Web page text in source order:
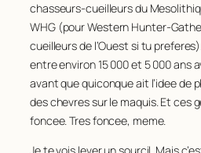
chasseurs-cueilleurs du
WHG (pourWestern Hunter-
cueilleurs de l’Ouest si tu
entre environ 15 000 et 5 000 ans
avant que quiconque ait l’idee de
des chevres sur le maquis. Et ces
foncee. Tres foncee, meme.